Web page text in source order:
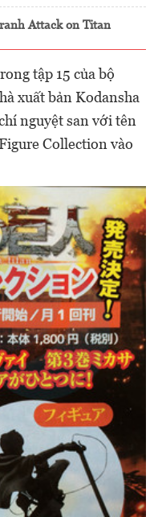
Attack on Titan
tập 15 của bộ
xuất bản Kodansha
nguyệt san với tên
Collection vào